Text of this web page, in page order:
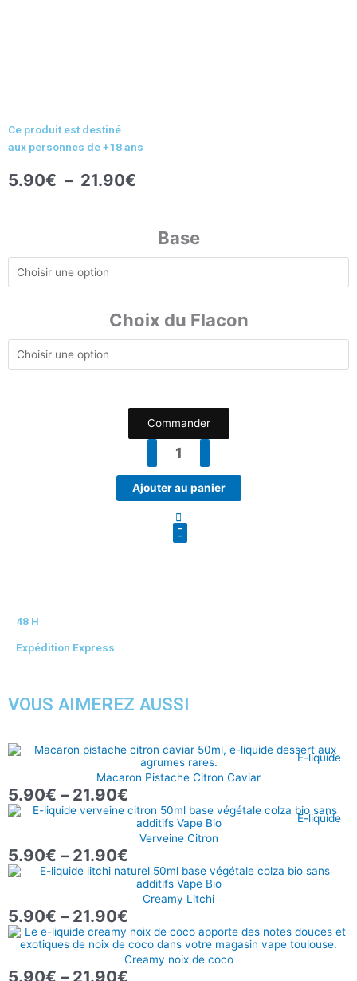
Ce produit est destiné
aux personnes de +18 ans
5.90€ – 21.90€
5.90€
Base
Choix du Flacon
de
E
Ajouter au panier
Commander
48 H
Expédition Express
VOUS AIMEREZ AUSSI
E-liquide
Macaron Pistache Citron Caviar
5.90€ – 21.90€
Plage
prix :
5.90€
à
E-liquide
Verveine Citron
5.90€ – 21.90€
Plage
prix :
5.90€
à
Creamy Litchi
5.90€ – 21.90€
Plage
prix :
5.90€
à
Creamy noix de coco
5.90€ – 21.90€
Plage
de
prix :